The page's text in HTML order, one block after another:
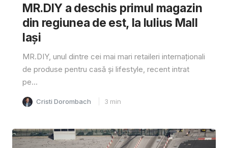
MR.DIY a deschis primul magazin
din regiunea de est, la Iulius Mall
Iași
MR.DIY, unul dintre cei mai mari retaileri internaționali
de produse pentru casă și lifestyle, recent intrat
pe...
Cristi Dorombach 3 min